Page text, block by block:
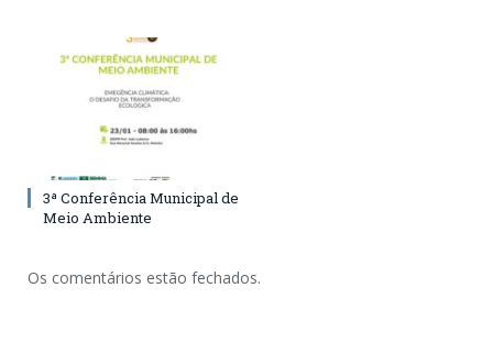
3ª Conferência Municipal de
Meio Ambiente
Os comentários estão fechados.